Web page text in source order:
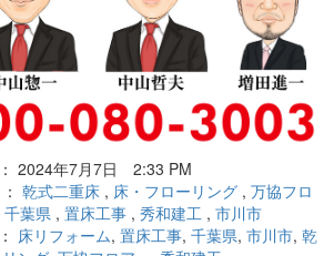
2024年7月7日 2:33 PM
乾式二重床 , 床・フローリング , 万協フロ
千葉県 , 置床工事 , 秀和建工 , 市川市
床リフォーム, 置床工事, 千葉県, 市川市, 乾